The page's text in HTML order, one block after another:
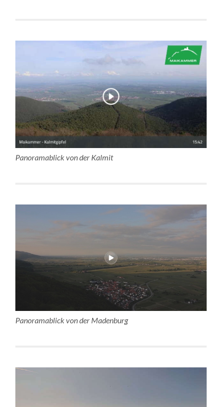
Panoramablick von der Kalmit
Panoramablick von der Madenburg